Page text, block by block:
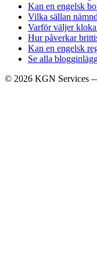
Kan en engelsk
Vilka sällan
Varför väljer kloka
Hur påverkar
Kan en engelsk
Se alla
© 2026 KGN Services